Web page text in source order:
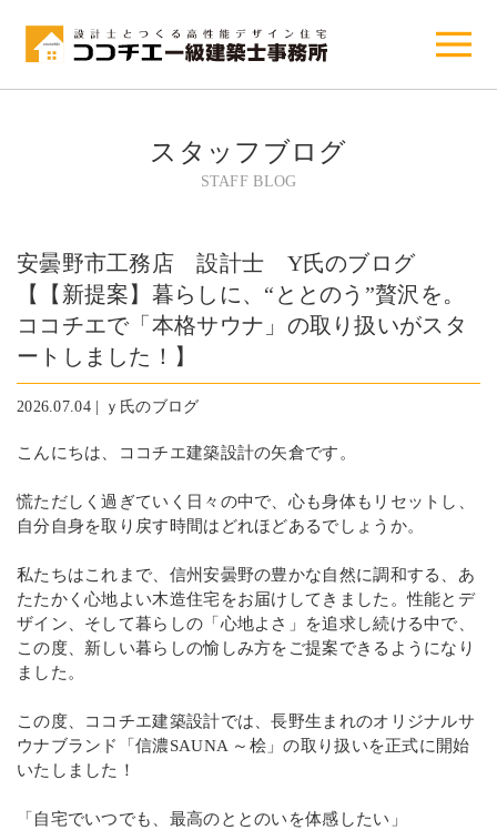
スタッフブログ
STAFF BLOG
安曇野市工務店 設計士 Y氏のブログ
【【新提案】暮らしに、“ととのう”贅沢を。
ココチエで「本格サウナ」の取り扱いがスタ
ートしました！】
2026.07.04 | ｙ氏のブログ
こんにちは、ココチエ建築設計の矢倉です。
慌ただしく過ぎていく日々の中で、心も身体もリセットし、
自分自身を取り戻す時間はどれほどあるでしょうか。
私たちはこれまで、信州安曇野の豊かな自然に調和する、あ
たたかく心地よい木造住宅をお届けしてきました。性能とデ
ザイン、そして暮らしの「心地よさ」を追求し続ける中で、
この度、新しい暮らしの愉しみ方をご提案できるようになり
ました。
この度、ココチエ建築設計では、長野生まれのオリジナルサ
ウナブランド「信濃SAUNA ～桧」の取り扱いを正式に開始
いたしました！
「自宅でいつでも、最高のととのいを体感したい」